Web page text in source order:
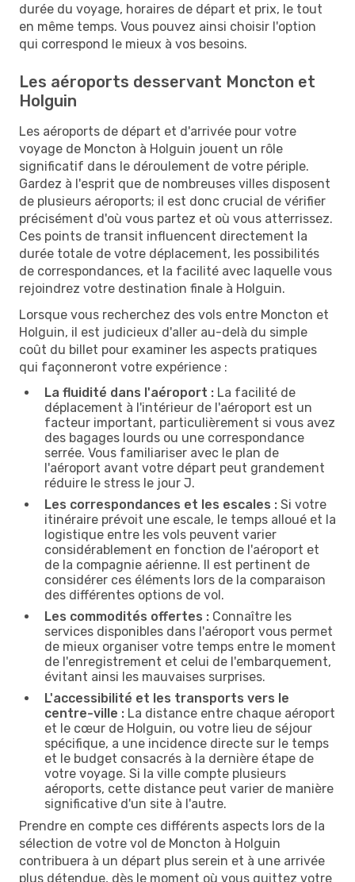
durée du voyage, horaires de départ et prix, le tout
en même temps. Vous pouvez ainsi choisir l'option
qui correspond le mieux à vos besoins.
Les aéroports desservant Moncton et
Holguin
Les aéroports de départ et d'arrivée pour votre
voyage de Moncton à Holguin jouent un rôle
significatif dans le déroulement de votre périple.
Gardez à l'esprit que de nombreuses villes disposent
de plusieurs aéroports; il est donc crucial de vérifier
précisément d'où vous partez et où vous atterrissez.
Ces points de transit influencent directement la
durée totale de votre déplacement, les possibilités
de correspondances, et la facilité avec laquelle vous
rejoindrez votre destination finale à Holguin.
Lorsque vous recherchez des vols entre Moncton et
Holguin, il est judicieux d'aller au-delà du simple
coût du billet pour examiner les aspects pratiques
qui façonneront votre expérience :
La fluidité dans l'aéroport : La facilité de
déplacement à l'intérieur de l'aéroport est un
facteur important, particulièrement si vous avez
des bagages lourds ou une correspondance
serrée. Vous familiariser avec le plan de
l'aéroport avant votre départ peut grandement
réduire le stress le jour J.
Les correspondances et les escales : Si votre
itinéraire prévoit une escale, le temps alloué et la
logistique entre les vols peuvent varier
considérablement en fonction de l'aéroport et
de la compagnie aérienne. Il est pertinent de
considérer ces éléments lors de la comparaison
des différentes options de vol.
Les commodités offertes : Connaître les
services disponibles dans l'aéroport vous permet
de mieux organiser votre temps entre le moment
de l'enregistrement et celui de l'embarquement,
évitant ainsi les mauvaises surprises.
L'accessibilité et les transports vers le
centre-ville : La distance entre chaque aéroport
et le cœur de Holguin, ou votre lieu de séjour
spécifique, a une incidence directe sur le temps
et le budget consacrés à la dernière étape de
votre voyage. Si la ville compte plusieurs
aéroports, cette distance peut varier de manière
significative d'un site à l'autre.
Prendre en compte ces différents aspects lors de la
sélection de votre vol de Moncton à Holguin
contribuera à un départ plus serein et à une arrivée
plus détendue, dès le moment où vous quittez votre